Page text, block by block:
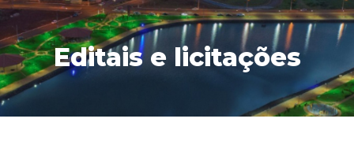
Editais e licitações